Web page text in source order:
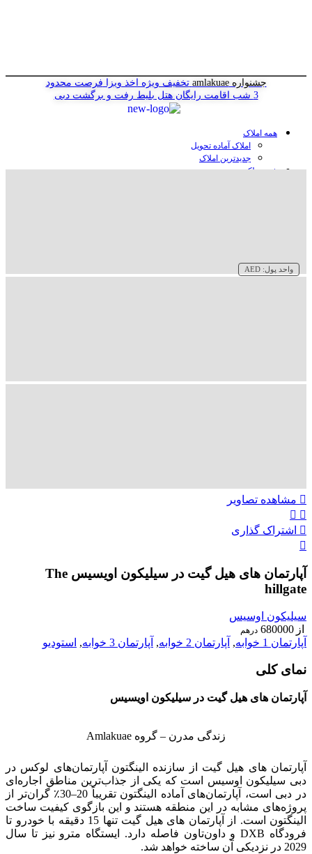
جشنواره amlakuae تخفیف ویژه اخذ ویزا فرصت محدود
3 شب اقامت رایگان هتل
بلیط رفت و برگشت دبی
همه املاک
املاک آماده تحویل
جدیدترین املاک
خرید ملک در دبی
واحد پول: AED
مشاهده تصاویر
اشتراک گذاری
آپارتمان های هیل گیت در سیلیکون اویسیس The
hillgate
سیلیکون اوسیس
از 680000 درهم
آپارتمان 1 خوابه , آپارتمان 2 خوابه , آپارتمان 3 خوابه , استودیو
نمای کلی
آپارتمان های هیل گیت در سیلیکون اویسیس
زندگی مدرن – گروه Amlakuae
آپارتمان های هیل گیت از سازنده الینگتون آپارتمان‌های لوکس در
دبی سیلیکون اوسیس است که یکی از جذاب‌ترین مناطق اجاره‌ای
در دبی است، آپارتمان‌های آماده الینگتون تقریباً 20–30٪ گران‌تر از
پروژه‌های مشابه در این منطقه هستند و این بازگوی کیفیت ساخت
الینگتون است. از آپارتمان های هیل گیت تنها 15 دقیقه با خودرو تا
فرودگاه DXB و داون‌تاون فاصله دارد. ایستگاه مترو نیز تا سال
2029 در نزدیکی آن ساخته خواهد شد.